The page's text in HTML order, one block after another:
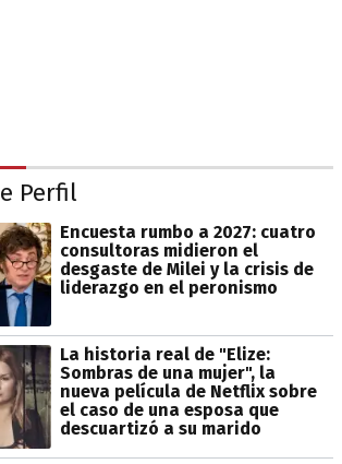
Perfil
Encuesta rumbo a 2027: cuatro
consultoras midieron el
desgaste de Milei y la crisis de
liderazgo en el peronismo
La historia real de "Elize:
Sombras de una mujer", la
nueva película de Netflix sobre
el caso de una esposa que
descuartizó a su marido